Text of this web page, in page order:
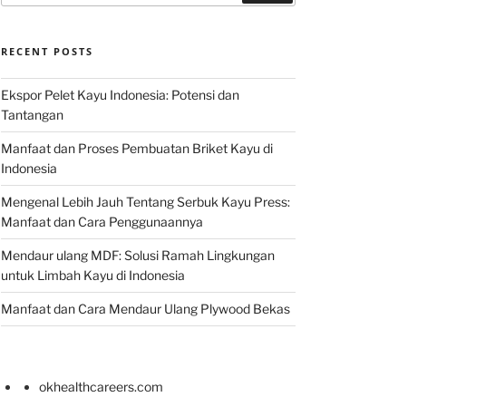
RECENT POSTS
Ekspor Pelet Kayu Indonesia: Potensi dan
Tantangan
Manfaat dan Proses Pembuatan Briket Kayu di
Indonesia
Mengenal Lebih Jauh Tentang Serbuk Kayu Press:
Manfaat dan Cara Penggunaannya
Mendaur ulang MDF: Solusi Ramah Lingkungan
untuk Limbah Kayu di Indonesia
Manfaat dan Cara Mendaur Ulang Plywood Bekas
okhealthcareers.com